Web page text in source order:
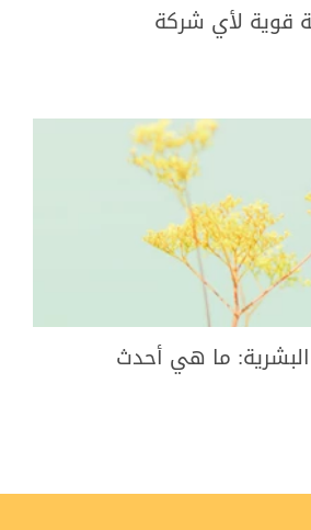
قوية لأي شركة
البشرية: ما هي أحدث